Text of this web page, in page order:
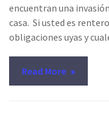
encuentran una
casa. Si usted es
obligaciones uyas y
Read More